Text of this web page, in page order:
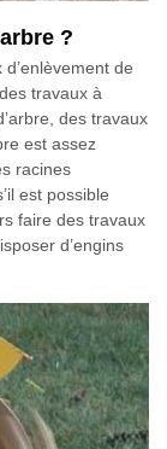
?
de
travaux à
des travaux
est assez
racines
est possible
faire des travaux
d’engins